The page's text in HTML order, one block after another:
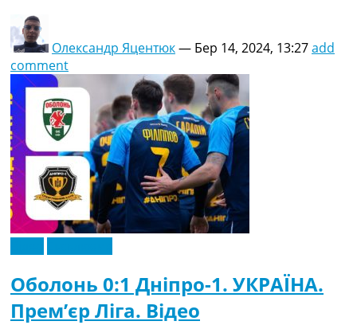
Олександр Яцентюк— Бер 14, 2024, 13:27add
comment
Оболонь 0:1 Дніпро-1. УКРАЇНА.
Прем’єр Ліга. Відео